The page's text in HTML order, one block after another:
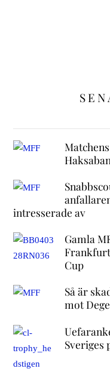
intresserade av
Gamla
Frankfurt
Cup
Så är
mot
Sveriges